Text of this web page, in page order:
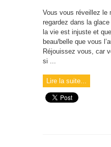
Vous vous réveillez le
regardez dans la
la vie est injuste et
beau/belle que vous
Réjouissez vous, car
si ...
Lire la suite...